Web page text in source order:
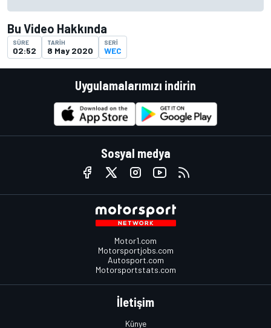
Bu Video Hakkında
SÜRE
02:52
TARIH
8 May 2020
SERI
WEC
Uygulamalarımızı indirin
Sosyal medya
Motor1.com
Motorsportjobs.com
Autosport.com
Motorsportstats.com
İletişim
Künye